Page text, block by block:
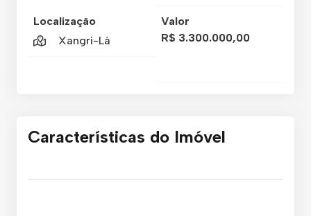
Localização
Xangri-Lá
Valor
R$ 3.300.000,00
Características do Imóvel